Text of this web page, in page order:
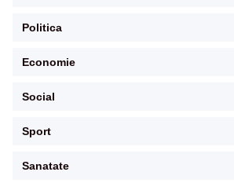
Politica
Economie
Social
Sport
Sanatate